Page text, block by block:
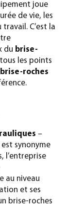
joue
de vie, les
C’est la
du brise-
les points
brise-roches
–
synonyme
l’entreprise
au niveau
et ses
brise-roches